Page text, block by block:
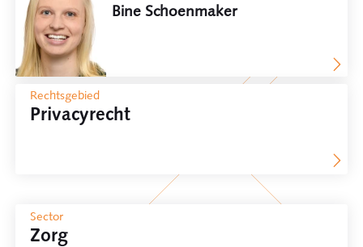
Bine Schoenmaker
Rechtsgebied
Privacyrecht
Sector
Zorg